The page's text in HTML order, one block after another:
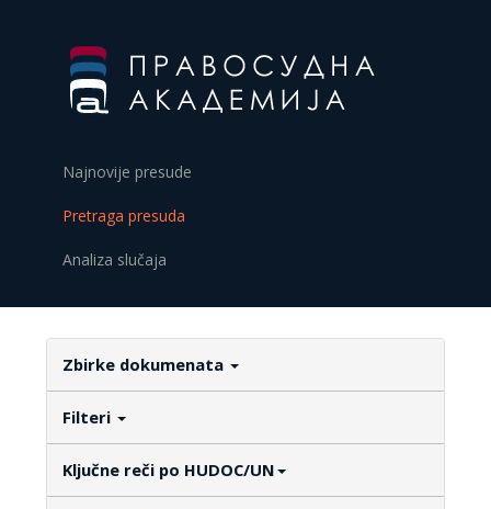
Najnovije presude
Pretraga presuda
Analiza slučaja
Zbirke dokumenata
Filteri
Ključne reči po HUDOC/UN